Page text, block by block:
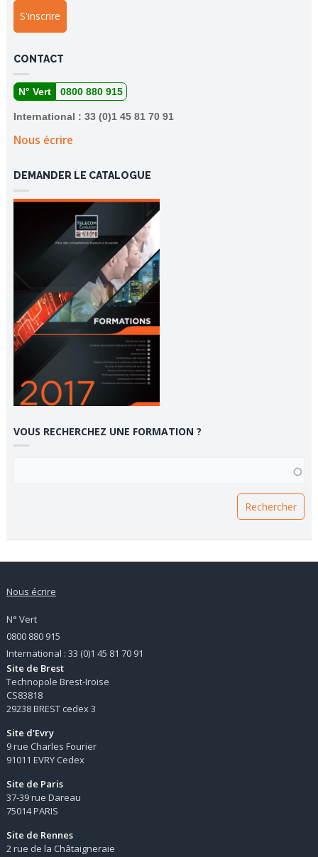
S'inscrire
CONTACT
N° Vert 0800 880 915
International : 33 (0)1 45 81 70 91
Nous écrire
DEMANDER LE CATALOGUE
VOUS RECHERCHEZ UNE FORMATION ?
Nous écrire
N° Vert
0800 880 915
International : 33 (0)1 45 81 70 91
Site de Brest
Technopole Brest-Iroise
CS83818
29238 BREST cedex 3
Site d'Evry
9 rue Charles Fourier
91011 EVRY Cedex
Site de Paris
37-39 rue Dareau
75014 PARIS
Site de Rennes
2 rue de la Châtaigneraie